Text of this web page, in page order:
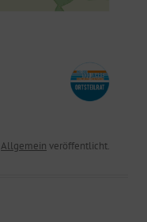
Allgemein veröffentlicht.